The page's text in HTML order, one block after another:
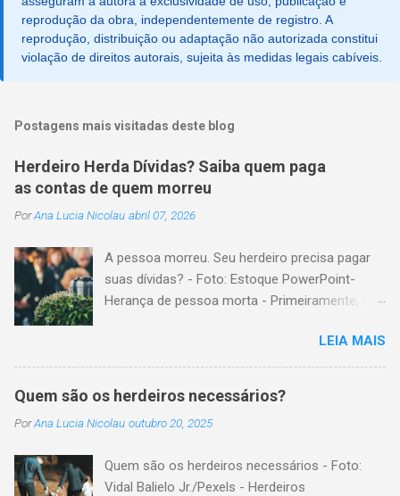
reprodução da obra, independentemente de registro. A
reprodução, distribuição ou adaptação não autorizada constitui
violação de direitos autorais, sujeita às medidas legais cabíveis.
Postagens mais visitadas deste blog
Herdeiro Herda Dívidas? Saiba quem paga
as contas de quem morreu
PorAna Lucia Nicolau abril 07, 2026
A pessoa morreu. Seu herdeiro precisa pagar
suas dívidas? - Foto: Estoque PowerPoint-
Herança de pessoa morta - Primeiramente, é
formado pelos elementos, para transmissão
aos sucessores. Esses elementos são: A)
positivos; ou seja, com importância monetária,
negativos; ou seja, obrigações não cumpridas,
isso, tem cabimento a conclusão de que, quem
LEIA MAIS
Quem são os herdeiros necessários?
PorAna Lucia Nicolau outubro 20, 2025
Quem são os herdeiros necessários - Foto:
Vidal Balielo Jr./Pexels - Herdeiros